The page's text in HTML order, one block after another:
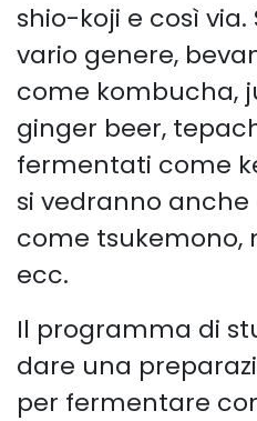
shio-koji e così
vario genere,
come kombucha,
ginger beer,
fermentati come
si vedranno
come tsukemono,
ecc.
Il programma di
dare una
per fermentare